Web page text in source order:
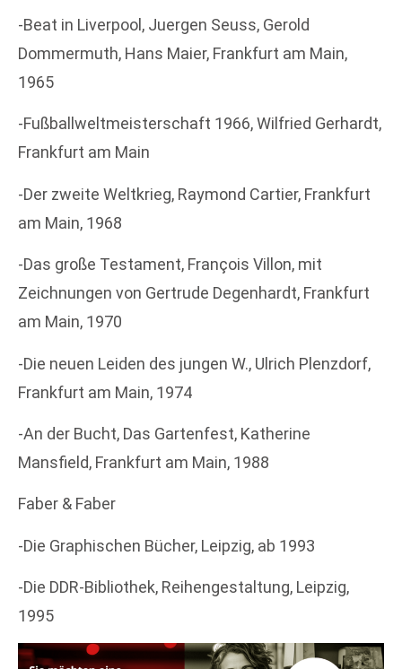
-Beat in Liverpool, Juergen Seuss, Gerold
Dommermuth, Hans Maier, Frankfurt am Main,
1965
-Fußballweltmeisterschaft 1966, Wilfried Gerhardt,
Frankfurt am Main
-Der zweite Weltkrieg, Raymond Cartier, Frankfurt
am Main, 1968
-Das große Testament, François Villon, mit
Zeichnungen von Gertrude Degenhardt, Frankfurt
am Main, 1970
-Die neuen Leiden des jungen W., Ulrich Plenzdorf,
Frankfurt am Main, 1974
-An der Bucht, Das Gartenfest, Katherine
Mansfield, Frankfurt am Main, 1988
Faber & Faber
-Die Graphischen Bücher, Leipzig, ab 1993
-Die DDR-Bibliothek, Reihengestaltung, Leipzig,
1995